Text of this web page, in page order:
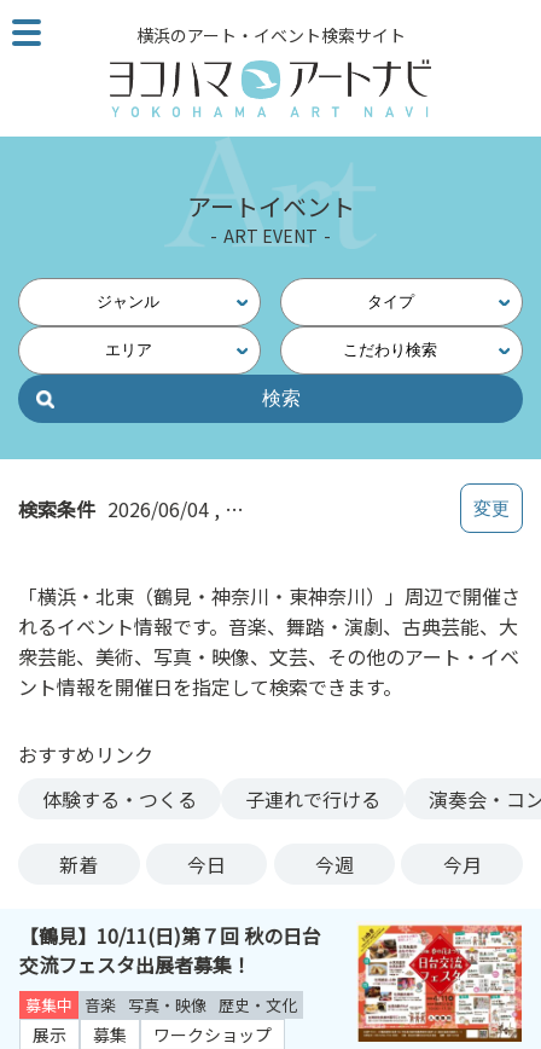
こ
の
ジ
読
他
ペ
の
横浜のアート・イベント検索サイト
アートイベント
ART EVENT
ジャンル タイプ
エリア こだわり検索
検索条件 2026/06/04 横浜・北東（鶴見・神奈川・東神奈
「横浜・北東（鶴見・神奈川・東神奈川）」周辺で開催さ
れるイベント情報です。音楽、舞踏・演劇、古典芸能、大
衆芸能、美術、写真・映像、文芸、その他のアート・イベ
ント情報を開催日を指定して検索できます。
おすすめリンク
体験する・つくる
子連れで行ける 演奏会・コ
新着 今日 今週 今月
【鶴見】10/11(日)第７回 秋の日台
交流フェスタ出展者募集！
募集中 音楽 写真・映像 歴史・文化
展示 募集
ワークショップ